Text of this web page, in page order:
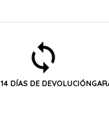
14 DÍAS DE DEVOLUCIÓN